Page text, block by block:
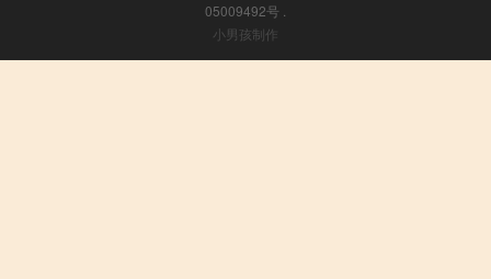
05009492号
小男孩制作